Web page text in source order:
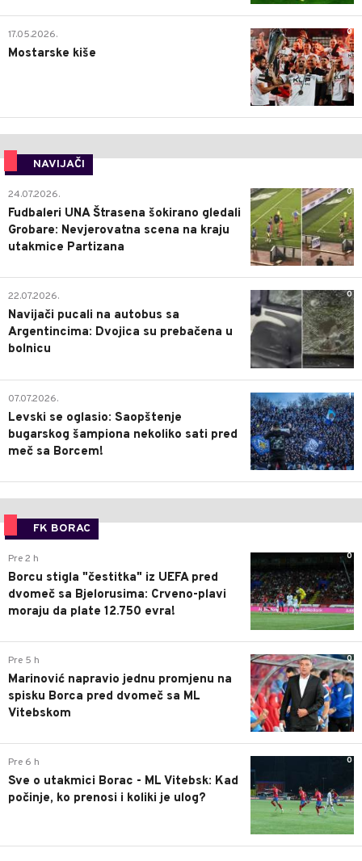
0
17.05.2026.
Mostarske kiše
NAVIJAČI
0
24.07.2026.
Fudbaleri UNA Štrasena šokirano gledali
Grobare: Nevjerovatna scena na kraju
utakmice Partizana
0
22.07.2026.
Navijači pucali na autobus sa
Argentincima: Dvojica su prebačena u
bolnicu
1
07.07.2026.
Levski se oglasio: Saopštenje
bugarskog šampiona nekoliko sati pred
meč sa Borcem!
FK BORAC
0
Pre 2 h
Borcu stigla "čestitka" iz UEFA pred
dvomeč sa Bjelorusima: Crveno-plavi
moraju da plate 12.750 evra!
0
Pre 5 h
Marinović napravio jednu promjenu na
spisku Borca pred dvomeč sa ML
Vitebskom
0
Pre 6 h
Sve o utakmici Borac - ML Vitebsk: Kad
počinje, ko prenosi i koliki je ulog?